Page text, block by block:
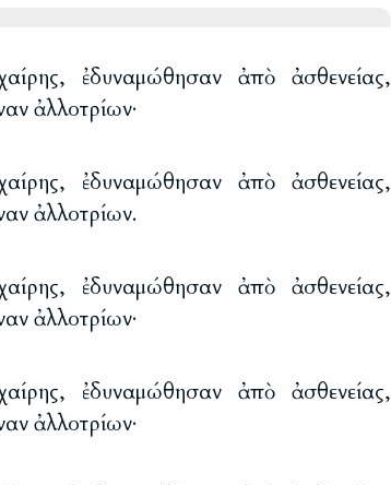
ἐδυναμώθησαν ἀπὸ ἀσθενείας,
ἀλλοτρίων·
ἐδυναμώθησαν ἀπὸ ἀσθενείας,
ἀλλοτρίων.
ἐδυναμώθησαν ἀπὸ ἀσθενείας,
ἀλλοτρίων·
ἐδυναμώθησαν ἀπὸ ἀσθενείας,
ἀλλοτρίων·